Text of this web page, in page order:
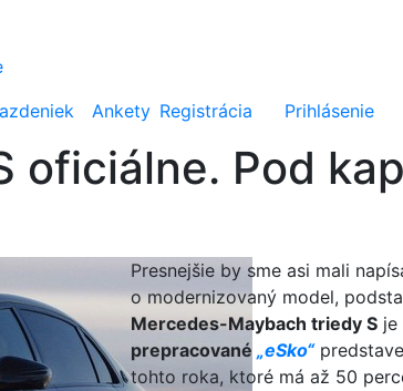
Ankety Registrácia Prihlásenie
oficiálne. Pod
Presnejšie by sme asi mali
o modernizovaný model,
Mercedes-Maybach triedy S je
prepracované „eSko“
tohto roka, ktoré má až 50